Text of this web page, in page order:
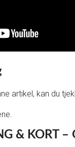
artikel, kan du
& KORT